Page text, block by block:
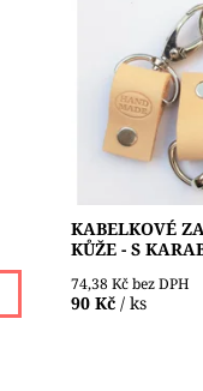
Kabelková
Handmade a
20 mm,
zapínání je 13
umožňují
Dostupnost:
Značka:
KABELKOVÉ
KŮŽE - S
74,38 Kč bez DPH
90 Kč / ks